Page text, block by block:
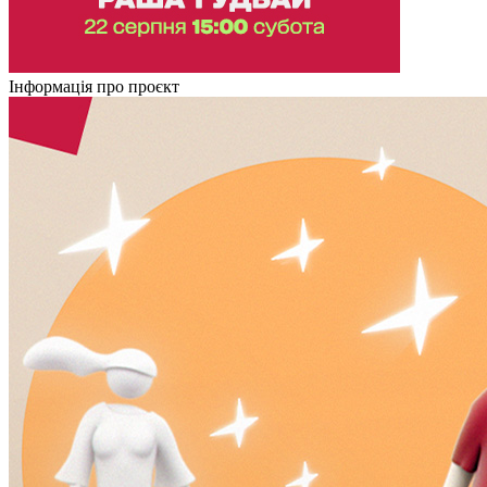
Інформація про проєкт